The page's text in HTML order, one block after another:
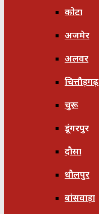
कोटा
अजमेर
अलवर
चित्तौड़गढ़
चुरू
डूंगरपुर
दौसा
धौलपुर
बांसवाड़ा